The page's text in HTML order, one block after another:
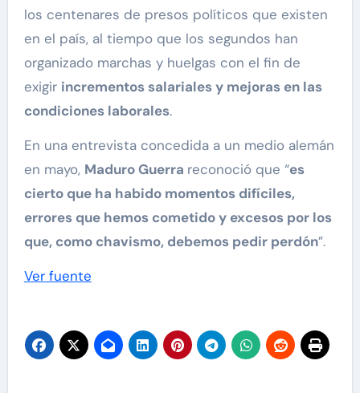
los centenares de presos políticos que existen
en el país, al tiempo que los segundos han
organizado marchas y huelgas con el fin de
exigir incrementos salariales y mejoras en las
condiciones laborales.
En una entrevista concedida a un medio alemán
en mayo, Maduro Guerra reconoció que “es
cierto que ha habido momentos difíciles,
errores que hemos cometido y excesos por los
que, como chavismo, debemos pedir perdón”.
Ver fuente